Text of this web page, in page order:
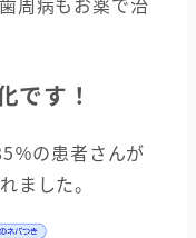
です！
％の患者さんが
ました。